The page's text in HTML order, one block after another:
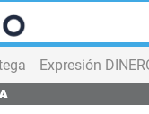
Expresión